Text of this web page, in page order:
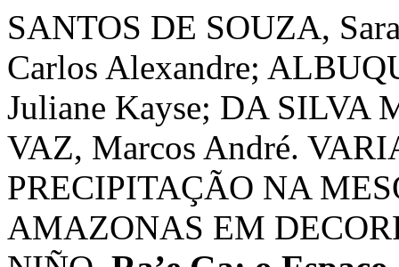
SANTOS DE SOUZA,
Carlos Alexandre;
Juliane Kayse; DA SILVA
VAZ, Marcos André.
PRECIPITAÇÃO NA
AMAZONAS EM